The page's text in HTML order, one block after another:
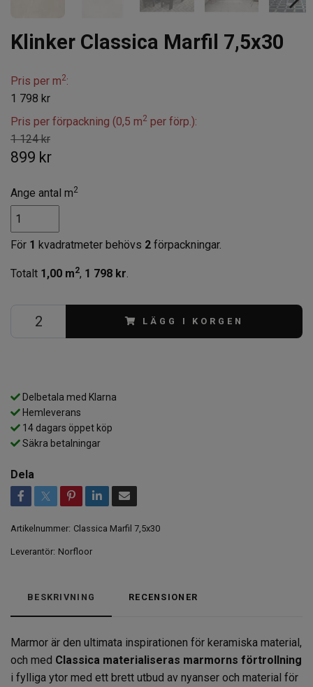
Klinker Classica Marfil 7,5x30
Pris per m2:
1 798 kr
Pris per förpackning (0,5 m2 per förp.):
1 124 kr
899 kr
Ange antal m2
För 1 kvadratmeter behövs 2 förpackningar.
Totalt 1,00 m2, 1 798 kr.
LÄGG I KORGEN
Delbetala med Klarna
Hemleverans
14 dagars öppet köp
Säkra betalningar
Dela
Artikelnummer: Classica Marfil 7,5x30
Leverantör: Norfloor
BESKRIVNING RECENSIONER
Marmor är den ultimata inspirationen för keramiska material,
och med Classica materialiseras marmorns förtrollning
i fylliga ytor med ett brett utbud av nyanser och material för